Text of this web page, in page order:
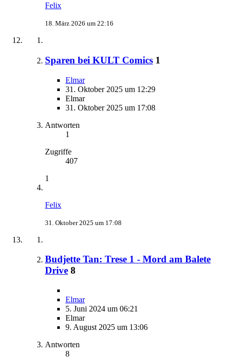
Felix
18. März 2026 um 22:16
Sparen bei KULT Comics 1
Elmar
31. Oktober 2025 um 12:29
Elmar
31. Oktober 2025 um 17:08
Antworten
1
Zugriffe
407
1
Felix
31. Oktober 2025 um 17:08
Budjette Tan: Trese 1 - Mord am Balete
Drive 8
Elmar
5. Juni 2024 um 06:21
Elmar
9. August 2025 um 13:06
Antworten
8